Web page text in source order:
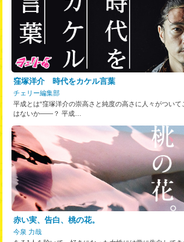
窪塚洋介 時代をカケル言葉
チェリー編集部
平成とは“窪塚洋介の崇高さと純度の高さに人々がついて
はないか――？ 平成…
赤い実、告白、桃の花。
今泉 力哉